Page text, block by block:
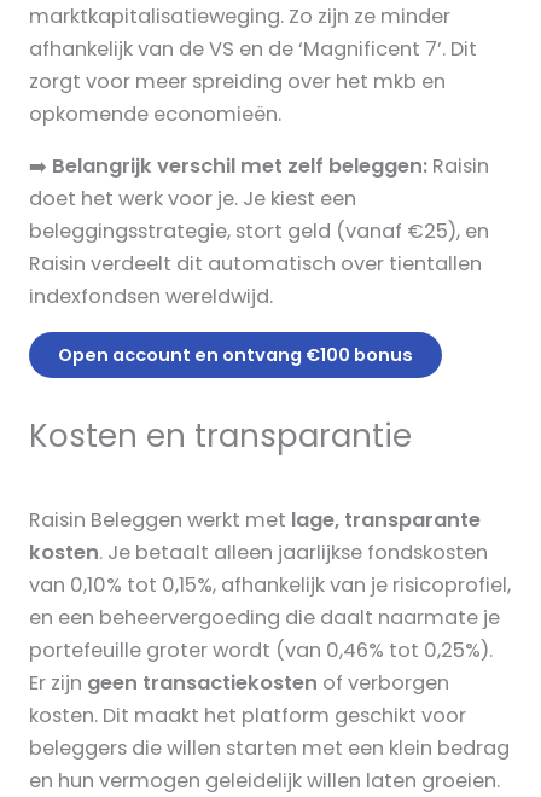
marktkapitalisatieweging. Zo zijn ze minder
afhankelijk van de VS en de ‘Magnificent 7’. Dit
zorgt voor meer spreiding over het mkb en
opkomende economieën.
➡️ Belangrijk verschil met zelf beleggen: Raisin
doet het werk voor je. Je kiest een
beleggingsstrategie, stort geld (vanaf €25), en
Raisin verdeelt dit automatisch over tientallen
indexfondsen wereldwijd.
Open account en ontvang €100 bonus
Kosten en transparantie
Raisin Beleggen werkt met lage, transparante
kosten. Je betaalt alleen jaarlijkse fondskosten
van 0,10% tot 0,15%, afhankelijk van je risicoprofiel,
en een beheervergoeding die daalt naarmate je
portefeuille groter wordt (van 0,46% tot 0,25%).
Er zijn geen transactiekosten of verborgen
kosten. Dit maakt het platform geschikt voor
beleggers die willen starten met een klein bedrag
en hun vermogen geleidelijk willen laten groeien.